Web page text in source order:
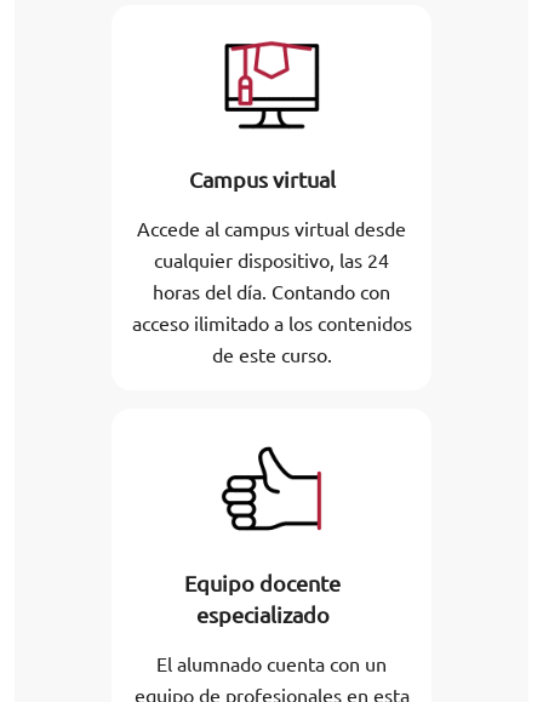
Campus virtual
Accede al campus virtual desde
cualquier dispositivo, las 24
horas del día. Contando con
acceso ilimitado a los contenidos
de este curso.
Equipo docente
especializado
El alumnado cuenta con un
equipo de profesionales en esta